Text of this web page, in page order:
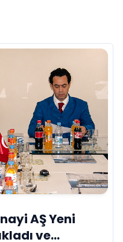
AŞ Yeni
ve